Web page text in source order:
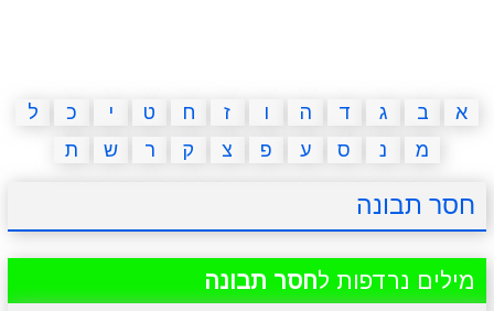
איש תלוי מדריכים פוקימון גו מצא הבדלים
יצירה משחקי בנות אשליות חדשות
א ב ג ד ה ו ז ח ט י כ
ל
מ
נ ס ע פ צ ק ר ש ת
חסר תבונה
מילים נרדפות לחסר תבונה